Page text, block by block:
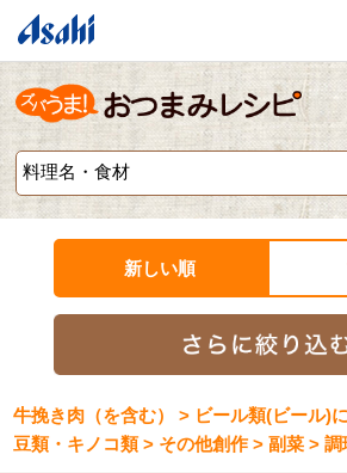
新しい順
牛挽き肉（を含む） > ビール類(ビール)
豆類・キノコ類 > その他創作 > 副菜 >